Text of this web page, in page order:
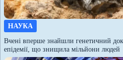
НАУКА
Вчені вперше знайшли генетичний
епідемії, що знищила мільйони людей